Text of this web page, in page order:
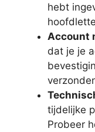
hebt
Account
dat je je
tijdelijke
Probeer